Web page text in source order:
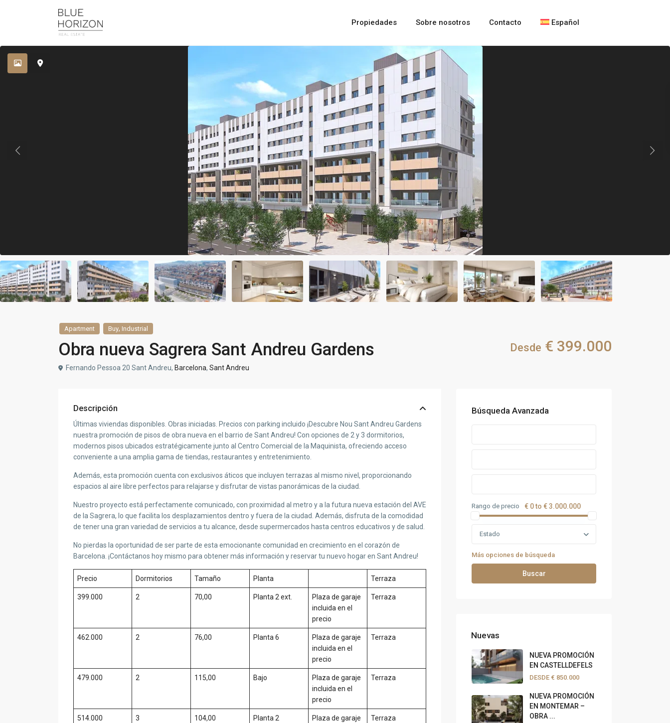
Propiedades Sobre nosotros Contacto Español
Apartment Buy, Industrial
Obra nueva Sagrera Sant Andreu Gardens Desde € 399.000
Fernando Pessoa 20 Sant Andreu, Barcelona, Sant Andreu
Descripción
Últimas viviendas disponibles. Obras iniciadas. Precios con parking incluido ¡Descubre Nou Sant Andreu Gardens
nuestra promoción de pisos de obra nueva en el barrio de Sant Andreu! Con opciones de 2 y 3 dormitorios,
modernos pisos ubicados estratégicamente junto al Centro Comercial de la Maquinista, ofreciendo acceso
conveniente a una amplia gama de tiendas, restaurantes y entretenimiento.
Además, esta promoción cuenta con exclusivos áticos que incluyen terrazas al mismo nivel, proporcionando
espacios al aire libre perfectos para relajarse y disfrutar de vistas panorámicas de la ciudad.
Nuestro proyecto está perfectamente comunicado, con proximidad al metro y a la futura nueva estación del AVE
de la Sagrera, lo que facilita los desplazamientos dentro y fuera de la ciudad. Además, disfruta de la comodidad
de tener una gran variedad de servicios a tu alcance, desde supermercados hasta centros educativos y de salud.
No pierdas la oportunidad de ser parte de esta emocionante comunidad en crecimiento en el corazón de
Barcelona. ¡Contáctanos hoy mismo para obtener más información y reservar tu nuevo hogar en Sant Andreu!
Precio Dormitorios Tamaño Planta Terraza
399.000 2 70,00 Planta 2 ext.
Plaza de garaje
incluida en el
precio
Terraza
462.000 2 76,00 Planta 6
Plaza de garaje
incluida en el
precio
Terraza
479.000 2 115,00 Bajo
Plaza de garaje
incluida en el
precio
Terraza
514.000 3 104,00 Planta 2
Plaza de garaje
Terraza
Búsqueda Avanzada
Rango de precio € 0 to € 3.000.000
Estado
Más opciones de búsqueda
Buscar
Nuevas
NUEVA PROMOCIÓN
EN CASTELLDEFELS
DESDE€ 850.000
NUEVA PROMOCIÓN
EN MONTEMAR –
OBRA ...